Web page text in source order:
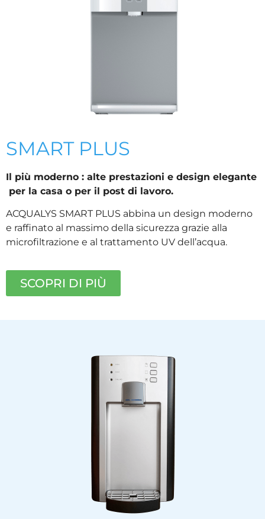
SMART PLUS
Il più moderno : alte prestazioni e design elegante
per la casa o per il post di lavoro.
ACQUALYS SMART PLUS abbina un design moderno
e raffinato al massimo della sicurezza grazie alla
microfiltrazione e al trattamento UV dell’acqua.
SCOPRI DI PIÙ